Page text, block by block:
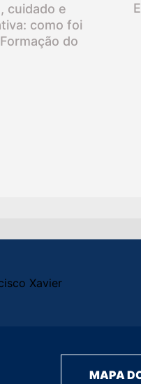
cuidado e
como foi
do
MAPA